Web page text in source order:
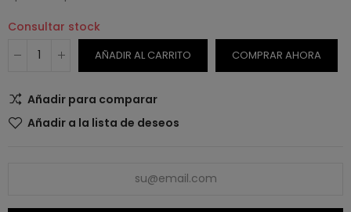
Consultar stock
AÑADIR AL CARRITO COMPRAR AHORA
Añadir para comparar
Añadir a la lista de deseos